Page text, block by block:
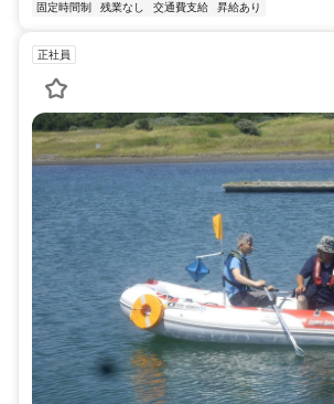
固定時間制 残業なし 交通費支給 昇給あり
正社員